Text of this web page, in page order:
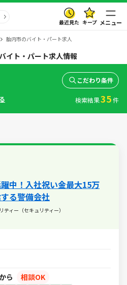
最近見た キープ メニュー
胎内市のバイト・パート求人
イト・パート求人情報
中！入社祝い金最大15万
る警備会社
ティー（セキュリティー）
ら
相談OK
こだわり条件
検索結果35件